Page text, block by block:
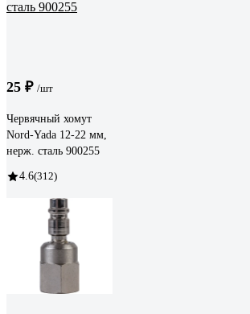
25 ₽ /шт
Червячный хомут
Nord-Yada 12-22 мм,
нерж. сталь 900255
4.6(312)